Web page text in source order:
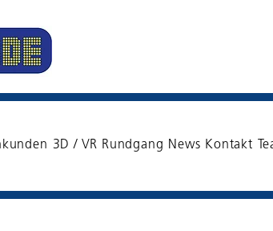
3D / VR Rundgang News Kontakt